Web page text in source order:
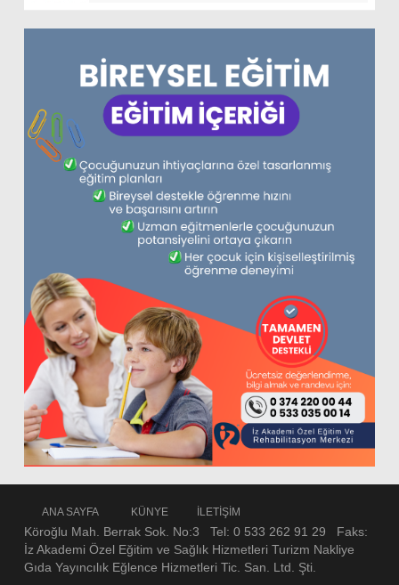
ANA SAYFA KÜNYE İLETİŞİM
Köroğlu Mah. Berrak Sok. No:3 Tel: 0 533 262 91 29 Faks:
İz Akademi Özel Eğitim ve Sağlık Hizmetleri Turizm Nakliye
Gıda Yayıncılık Eğlence Hizmetleri Tic. San. Ltd. Şti.